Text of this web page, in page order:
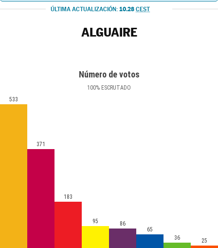
ÚLTIMA ACTUALIZACIÓN: 10.28 CEST
ALGUAIRE
Número de votos
100% ESCRUTADO
533
371
183
95
86
65
36
25